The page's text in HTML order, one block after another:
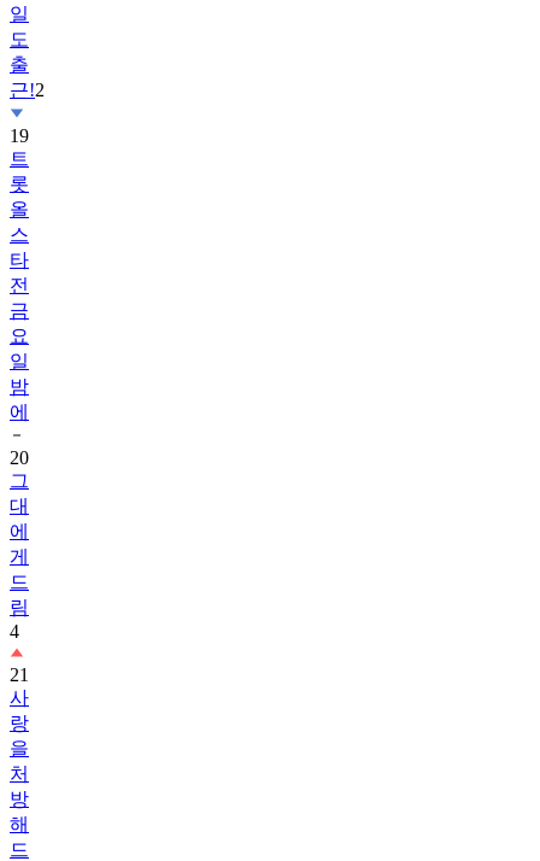
일
도
출
근!2
19
트
롯
올
스
타
전
금
요
일
밤
에
20
그
대
에
게
드
림
4
21
사
랑
을
처
방
해
드